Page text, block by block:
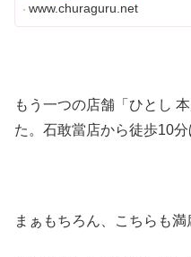
www.churaguru.net
もう一つの店舗「ひとし
た。石敢當店から徒歩10分
まぁもちろん、こちらも満